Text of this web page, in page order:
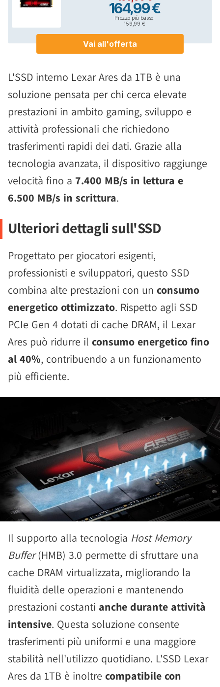
L'SSD interno Lexar Ares da 1TB è una
soluzione pensata per chi cerca elevate
prestazioni in ambito gaming, sviluppo e
attività professionali che richiedono
trasferimenti rapidi dei dati. Grazie alla
tecnologia avanzata, il dispositivo raggiunge
velocità fino a 7.400 MB/s in lettura e
6.500 MB/s in scrittura.
Ulteriori dettagli sull'SSD
Progettato per giocatori esigenti,
professionisti e sviluppatori, questo SSD
combina alte prestazioni con un consumo
energetico ottimizzato. Rispetto agli SSD
PCIe Gen 4 dotati di cache DRAM, il Lexar
Ares può ridurre il consumo energetico fino
al 40%, contribuendo a un funzionamento
più efficiente.
Il supporto alla tecnologia Host Memory
Buffer(HMB) 3.0 permette di sfruttare una
cache DRAM virtualizzata, migliorando la
fluidità delle operazioni e mantenendo
prestazioni costanti anche durante attività
intensive. Questa soluzione consente
trasferimenti più uniformi e una maggiore
stabilità nell'utilizzo quotidiano. L'SSD Lexar
Ares da 1TB è inoltre compatibile con